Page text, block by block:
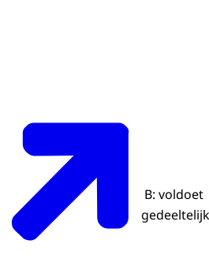
B: voldoet
gedeeltelijk